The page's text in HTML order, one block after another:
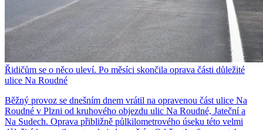
Řidičům se o něco uleví. Po měsíci skončila oprava části důležité
ulice Na Roudné
Běžný provoz se dnešním dnem vrátil na opravenou část ulice Na
Roudné v Plzni od kruhového objezdu ulic Na Roudné, Jateční a
Na Sudech. Oprava přibližně půlkilometrového úseku této velmi